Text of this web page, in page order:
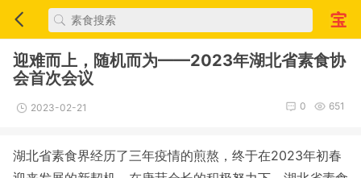
迎难而上，随机而为——2023年湖北省素食协
会首次会议
2023-02-21 651
0
湖北省素食界经历了三年疫情的煎熬，终于在2023年初春